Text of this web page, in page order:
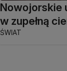
Nowojorskie
w zupełną
ŚWIAT